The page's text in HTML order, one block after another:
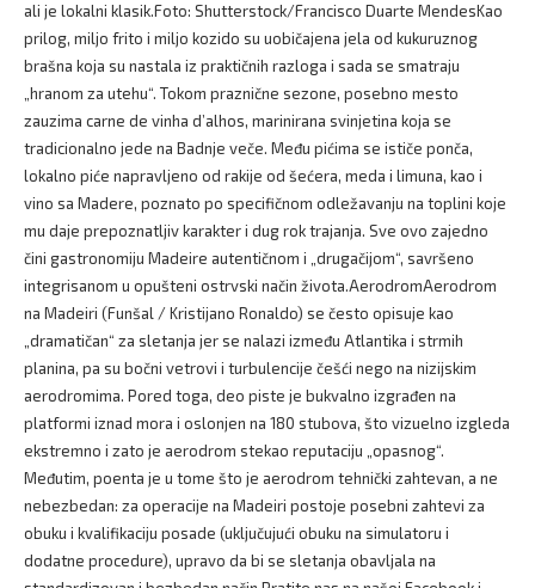
ali je lokalni klasik.Foto: Shutterstock/Francisco Duarte MendesKao
prilog, miljo frito i miljo kozido su uobičajena jela od kukuruznog
brašna koja su nastala iz praktičnih razloga i sada se smatraju
„hranom za utehu“. Tokom praznične sezone, posebno mesto
zauzima carne de vinha d’alhos, marinirana svinjetina koja se
tradicionalno jede na Badnje veče. Među pićima se ističe ponča,
lokalno piće napravljeno od rakije od šećera, meda i limuna, kao i
vino sa Madere, poznato po specifičnom odležavanju na toplini koje
mu daje prepoznatljiv karakter i dug rok trajanja. Sve ovo zajedno
čini gastronomiju Madeire autentičnom i „drugačijom“, savršeno
integrisanom u opušteni ostrvski način života.AerodromAerodrom
na Madeiri (Funšal / Kristijano Ronaldo) se često opisuje kao
„dramatičan“ za sletanja jer se nalazi između Atlantika i strmih
planina, pa su bočni vetrovi i turbulencije češći nego na nizijskim
aerodromima. Pored toga, deo piste je bukvalno izgrađen na
platformi iznad mora i oslonjen na 180 stubova, što vizuelno izgleda
ekstremno i zato je aerodrom stekao reputaciju „opasnog“.
Međutim, poenta je u tome što je aerodrom tehnički zahtevan, a ne
nebezbedan: za operacije na Madeiri postoje posebni zahtevi za
obuku i kvalifikaciju posade (uključujući obuku na simulatoru i
dodatne procedure), upravo da bi se sletanja obavljala na